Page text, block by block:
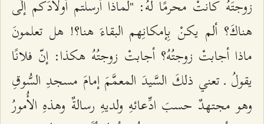
زوجتَهُ كانتْ محرمًا لهُ: "لماذا أرسلتم أولادَكم إلَى
هناكَ؟ ألم يكنْ بِإمكانِهم البقاءَ هنا؟! هل تعلمونَ
ماذا أجابتْ زوجتُهُ؟ أجابتْ زوجتُهُ هكذا: إنّ فلانًا
يقولُ ـ تعني ذلكَ السَّيدَ المعمَّمَ إمامَ مسجدِ السُّوقِ
وهو مجتهدٌ حسبَ ادِّعائهِ ولديهِ رسالةٌ وهذهِ الأُمورُ